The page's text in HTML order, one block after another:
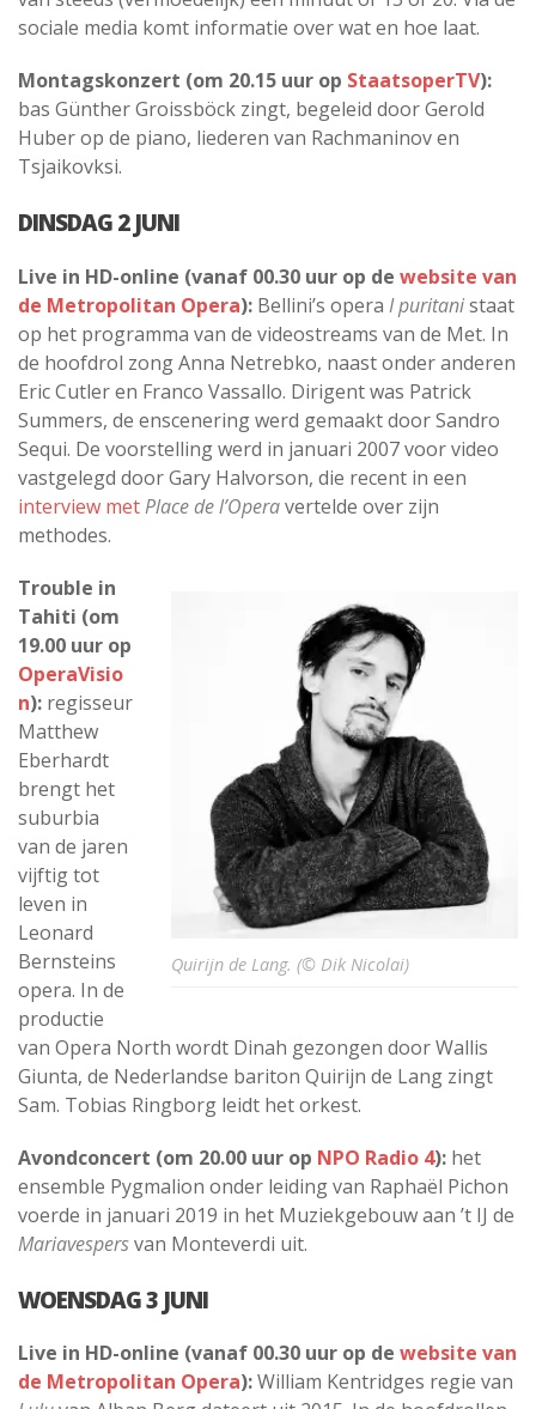
sociale media komt informatie over wat en hoe laat.
Montagskonzert (om 20.15 uur op StaatsoperTV):
bas Günther Groissböck zingt, begeleid door Gerold
Huber op de piano, liederen van Rachmaninov en
Tsjaikovksi.
DINSDAG 2 JUNI
Live in HD-online (vanaf 00.30 uur op de website van
de Metropolitan Opera): Bellini’s opera I puritanistaat
op het programma van de videostreams van de Met. In
de hoofdrol zong Anna Netrebko, naast onder anderen
Eric Cutler en Franco Vassallo. Dirigent was Patrick
Summers, de enscenering werd gemaakt door Sandro
Sequi. De voorstelling werd in januari 2007 voor video
vastgelegd door Gary Halvorson, die recent in een
interview metPlace de l’Operavertelde over zijn
methodes.
Quirijn de Lang. (© Dik Nicolai)
Trouble in
Tahiti (om
19.00 uur op
OperaVisio
n): regisseur
Matthew
Eberhardt
brengt het
suburbia
van de jaren
vijftig tot
leven in
Leonard
Bernsteins
opera. In de
productie
van Opera North wordt Dinah gezongen door Wallis
Giunta, de Nederlandse bariton Quirijn de Lang zingt
Sam. Tobias Ringborg leidt het orkest.
Avondconcert (om 20.00 uur op NPO Radio 4): het
ensemble Pygmalion onder leiding van Raphaël Pichon
voerde in januari 2019 in het Muziekgebouw aan ’t IJ de
Mariavespersvan Monteverdi uit.
WOENSDAG 3 JUNI
Live in HD-online (vanaf 00.30 uur op de website van
de Metropolitan Opera):William Kentridges regie van